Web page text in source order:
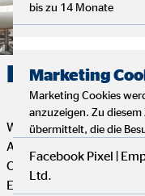
Karriere.
Wenn du Flexibilität,
Aufgabe mit Sinn und
OVB Finanzberater*in
Engagement bestimmt,
bis zu 14 Monate
Marketing
Marketing Cookies
anzuzeigen. Zu
übermittelt, die die
Facebook Pixel |
Ltd.